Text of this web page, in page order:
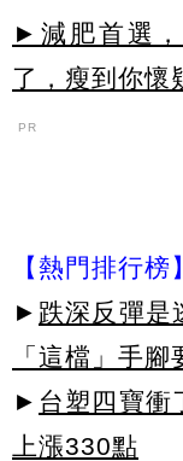
►減肥首選
了，瘦到你懷
PR
【熱門排行榜】
► 跌深反彈是
「這檔」手腳
► 台塑四寶衝
上漲330點